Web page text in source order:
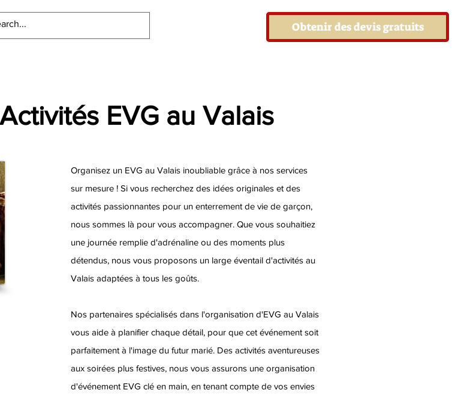
Obtenir des devis gratuits
EVG au Valais
Organisez un EVG au Valais inoubliable grâce à nos services
sur mesure ! Si vous recherchez des idées originales et des
activités passionnantes pour un enterrement de vie de garçon,
nous sommes là pour vous accompagner. Que vous souhaitiez
une journée remplie d'adrénaline ou des moments plus
détendus, nous vous proposons un large éventail d'activités au
Valais adaptées à tous les goûts.
Nos partenaires spécialisés dans l'organisation d'EVG au Valais
vous aide à planifier chaque détail, pour que cet événement soit
parfaitement à l'image du futur marié. Des activités aventureuses
aux soirées plus festives, nous vous assurons une organisation
d'événement EVG clé en main, en tenant compte de vos envies